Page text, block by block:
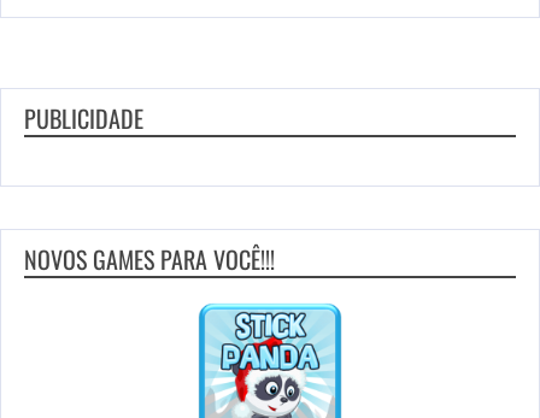
PUBLICIDADE
NOVOS GAMES PARA VOCÊ!!!